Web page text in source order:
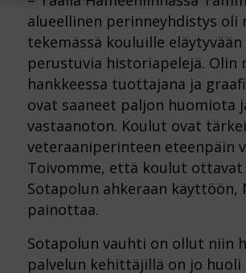
alueellinen perinneyhdistys oli
tekemässä kouluille
perustuvia historiapelejä. Olin
hankkeessa tuottajana ja
ovat saaneet paljon huomiota
vastaanoton. Koulut ovat
veteraaniperinteen eteenpäin
Toivomme, että koulut ottavat
Sotapolun ahkeraan käyttöön,
painottaa.
Sotapolun vauhti on ollut niin
palvelun kehittäjillä on jo huoli